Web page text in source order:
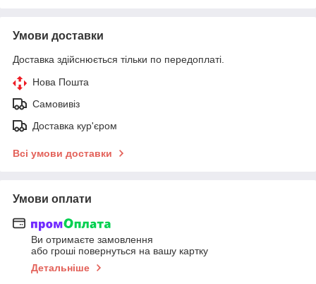
Умови доставки
Доставка здійснюється тільки по передоплаті.
Нова Пошта
Самовивіз
Доставка кур'єром
Всі умови доставки
Умови оплати
Ви отримаєте замовлення
або гроші повернуться на вашу картку
Детальніше